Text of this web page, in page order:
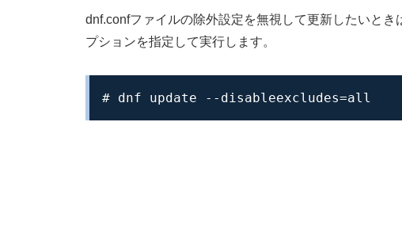
dnf.confファイルの除外設定を無視して更新したいと
プションを指定して実行します。
# dnf update --disableexcludes=all